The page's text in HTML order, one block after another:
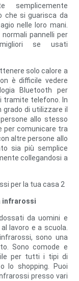
semplicemente
che si guarisca da
nelle loro mani.
pannelli per
se usati
solo calore a
è difficile vedere
Bluetooth per
telefono. In
di utilizzare il
allo stesso
per comunicare tra
altre persone allo
sia più semplice
collegandosi a
infrarossi
da uomini e
lavoro e a scuola.
sono una
Sono comode e
per tutti i tipi di
lo shopping. Puoi
presso vari